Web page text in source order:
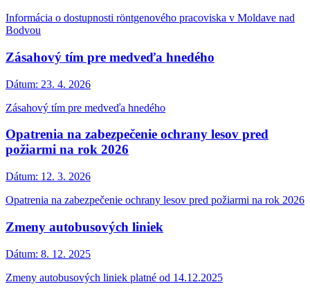
Informácia o dostupnosti röntgenového pracoviska v Moldave nad
Bodvou
Zásahový tím pre medveďa hnedého
Dátum: 23. 4. 2026
Zásahový tím pre medveďa hnedého
Opatrenia na zabezpečenie ochrany lesov pred
požiarmi na rok 2026
Dátum: 12. 3. 2026
Opatrenia na zabezpečenie ochrany lesov pred požiarmi na rok 2026
Zmeny autobusových liniek
Dátum: 8. 12. 2025
Zmeny autobusových liniek platné od 14.12.2025